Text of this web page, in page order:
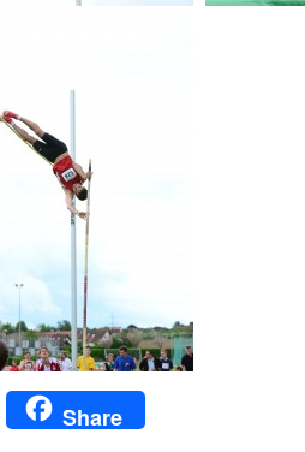
Facebook
Share